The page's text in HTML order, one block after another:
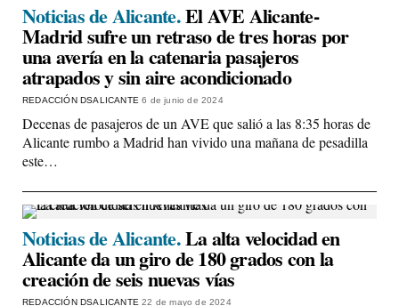
Noticias de Alicante.El AVE Alicante-
Madrid sufre un retraso de tres horas por
una avería en la catenaria pasajeros
atrapados y sin aire acondicionado
REDACCIÓN DSALICANTE6 de junio de 2024
Decenas de pasajeros de un AVE que salió a las 8:35 horas de
Alicante rumbo a Madrid han vivido una mañana de pesadilla
este…
Noticias de Alicante.La alta velocidad en
Alicante da un giro de 180 grados con la
creación de seis nuevas vías
REDACCIÓN DSALICANTE22 de mayo de 2024